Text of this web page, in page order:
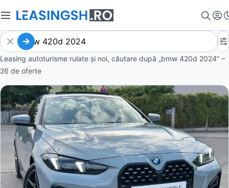
Leasing autoturisme rulate și noi, căutare după „bmw 420d 2024” –
26 de oferte